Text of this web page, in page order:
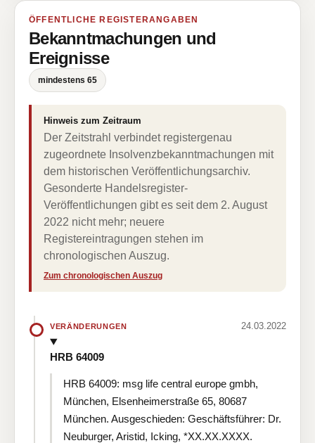
ÖFFENTLICHE REGISTERANGABEN
Bekanntmachungen und
Ereignisse
mindestens 65
Hinweis zum Zeitraum
Der Zeitstrahl verbindet registergenau
zugeordnete Insolvenzbekanntmachungen mit
dem historischen Veröffentlichungsarchiv.
Gesonderte Handelsregister-
Veröffentlichungen gibt es seit dem 2. August
2022 nicht mehr; neuere
Registereintragungen stehen im
chronologischen Auszug.
Zum chronologischen Auszug
VERÄNDERUNGEN 24.03.2022
HRB 64009
HRB 64009: msg life central europe gmbh,
München, Elsenheimerstraße 65, 80687
München. Ausgeschieden: Geschäftsführer: Dr.
Neuburger, Aristid, Icking, *XX.XX.XXXX.